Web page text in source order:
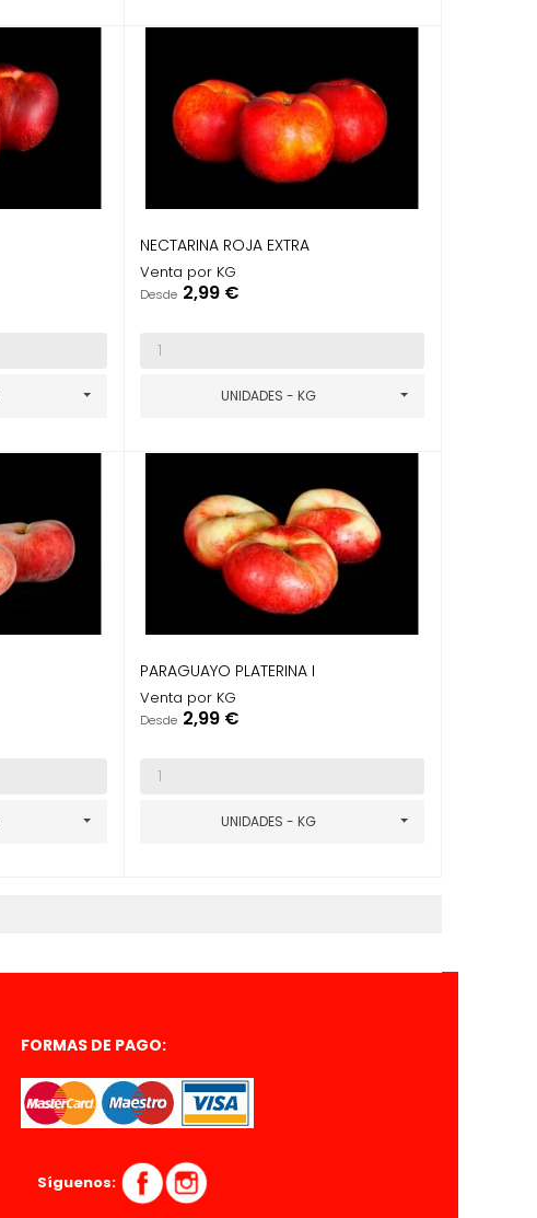
NECTARINA ROJA EXTRA
Venta por KG
Desde Precio
2,99 €
UNIDADES - KG
PARAGUAYO PLATERINA I
Venta por KG
Desde Precio
2,99 €
UNIDADES - KG
FORMAS DE PAGO:
Síguenos: